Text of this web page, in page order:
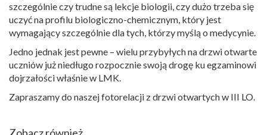
szczególnie czy trudne są lekcje biologii, czy dużo trzeba się
uczyć na profilu biologiczno-chemicznym, który jest
wymagający szczególnie dla tych, którzy myślą o medycynie.
Jedno jednak jest pewne – wielu przybyłych na drzwi otwarte
uczniów już niedługo rozpocznie swoją drogę ku egzaminowi
dojrzałości właśnie w LMK.
Zapraszamy do naszej fotorelacji z drzwi otwartych w III LO.